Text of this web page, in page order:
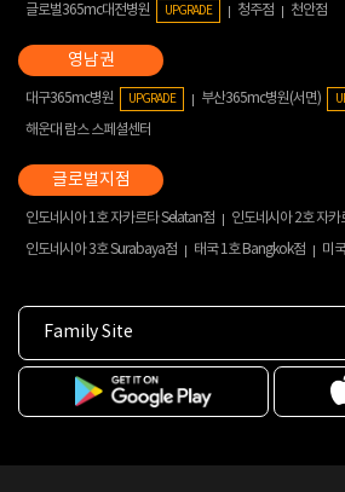
글로벌365mc대전병원 UPGRADE 청주점 천안점
대구365mc병원 UPGRADE 부산365mc병원(서면)
해운대 람스 스페셜센터
인도네시아 1호 자카르타 Selatan점
인도네시아 2호 자
인도네시아 3호 Surabaya점
태국 1호 Bangkok점 미
Family Site